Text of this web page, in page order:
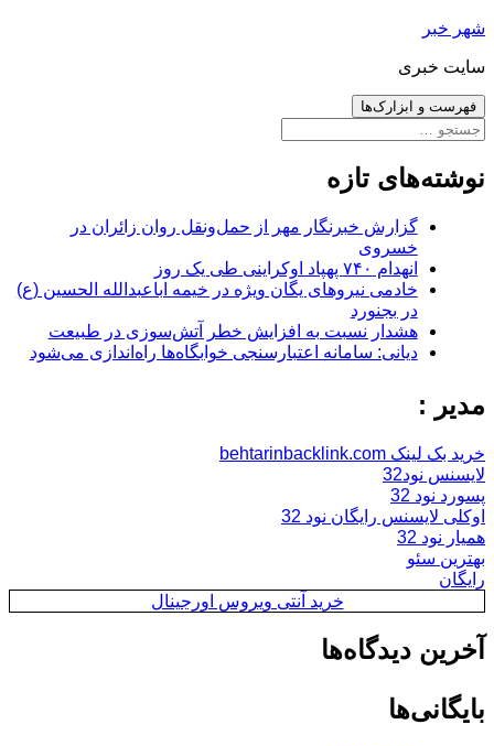
رفتن
نوشته‌ها
شهر خبر
سایت خبری
فهرست و ابزارک‌ها
جستجو
نوشته‌های تازه
گزارش خبرنگار مهر از حمل‌ونقل روان زائران در
خسروی
انهدام ۷۴۰ پهپاد اوکراینی طی یک روز
خادمی نیروهای یگان ویژه در خیمه اباعبدالله الحسین (ع)
در بجنورد
هشدار نسبت به افزایش خطر آتش‌سوزی در طبیعت
دیانی: سامانه اعتبارسنجی خوابگاه‌ها راه‌اندازی می‌شود
مدیر :
خرید بک لینک behtarinbacklink.com
لایسنس نود32
پسورد نود 32
اوکلی لایسنس رایگان نود 32
همیار نود 32
بهترین سئو
رایگان
خرید آنتی ویروس اورجینال
آخرین دیدگاه‌ها
بایگانی‌ها